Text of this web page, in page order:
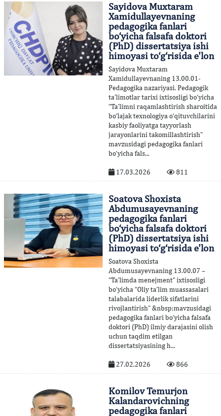
Sayidova Muxtaram
Xamidullayevnaning
pedagogika fanlari
bo‘yicha falsafa doktori
(PhD) dissertatsiya ishi
himoyasi to‘g‘risida e'lon
Sayidova Muxtaram
Xamidullayevnaning 13.00.01-
Pedagogika nazariyasi. Pedagogik
ta’limotlar tarixi ixtisosligi bo‘yicha
“Ta’limni raqamlashtirish sharoitida
bo‘lajak texnologiya o‘qituvchilarini
kasbiy faoliyatga tayyorlash
jarayonlarini takomillashtirish”
mavzusidagi pedagogika fanlari
bo‘yicha fals...
17.03.2026 811
Soatova Shoxista
Abdumusayevnaning
pedagogika fanlari
bo‘yicha falsafa doktori
(PhD) dissertatsiya ishi
himoyasi to‘g‘risida e'lon
Soatova Shoxista
Abdumusayevnaning 13.00.07 –
“Ta’limda menejment” ixtisosligi
bo‘yicha “Oliy ta’lim muassasalari
talabalarida liderlik sifatlarini
rivojlantirish” &nbsp;mavzusidagi
pedagogika fanlari bo‘yicha falsafa
doktori (PhD) ilmiy darajasini olish
uchun taqdim etilgan
dissertatsiyasining h...
27.02.2026 866
Komilov Temurjon
Kalandarovichning
pedagogika fanlari